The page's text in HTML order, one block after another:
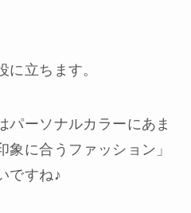
に立ちます。
パーソナルカラーにあま
象に合うファッション」
ですね♪